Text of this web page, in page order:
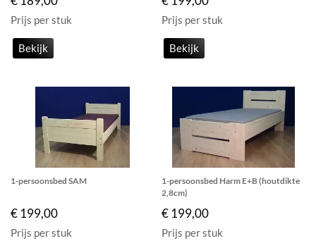
Prijs per stuk
Bekijk
Prijs per stuk
Bekijk
1-persoonsbed SAM
€ 199,00
Prijs per stuk
1-persoonsbed Harm E+B (houtdikte
2,8cm)
€ 199,00
Prijs per stuk